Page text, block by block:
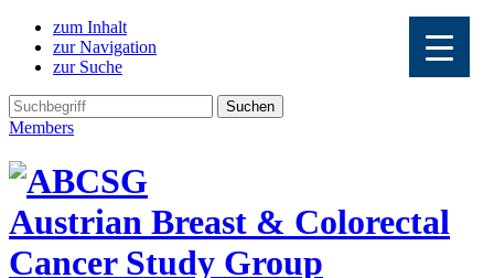
zum Inhalt
zur Navigation
zur Suche
Members
Austrian Breast & Colorectal
Cancer Study Group